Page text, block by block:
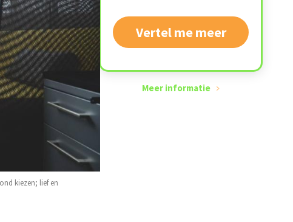
Vertel me meer
Meer informatie
kiezen; lief en